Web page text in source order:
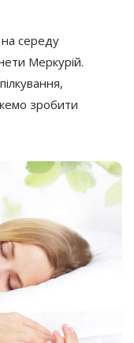
на середу
Меркурій.
зробити